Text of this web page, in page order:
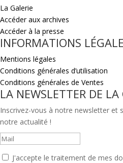
La Galerie
Accéder aux archives
Accéder à la presse
INFORMATIONS
Mentions légales
Conditions générales d’utilisation
Conditions générales de Ventes
LA NEWSLETTER DE LA
Inscrivez-vous à notre newsletter et
notre actualité !
J'accepte le traitement de mes